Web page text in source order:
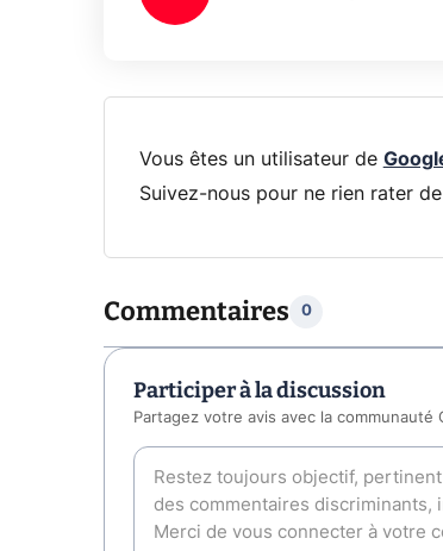
Vous êtes un utilisateur de
Suivez-nous pour ne rien rater
Commentaires 0
Participer à la discussion
Partagez votre avis avec la communauté